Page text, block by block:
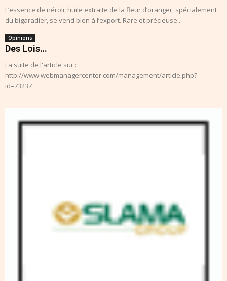
L’essence de néroli, huile extraite de la fleur d’oranger, spécialement
du bigaradier, se vend bien à l’export. Rare et précieuse...
Opinions
Des Lois…
La suite de l'article sur :
http://www.webmanagercenter.com/management/article.php?
id=73237